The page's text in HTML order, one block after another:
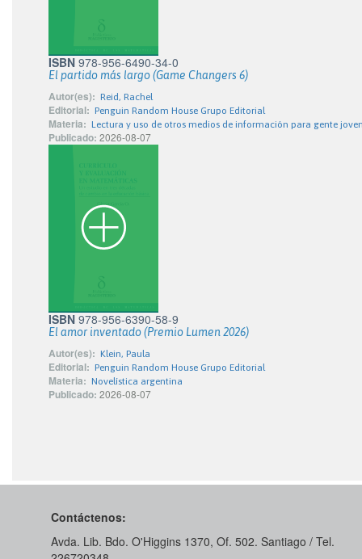
ISBN 978-956-6490-34-0
El partido más largo (Game Changers 6)
Autor(es): Reid, Rachel
Editorial: Penguin Random House Grupo Editorial
Materia: Lectura y uso de otros medios de información para gente
Publicado: 2026-08-07
ISBN 978-956-6390-58-9
El amor inventado (Premio Lumen 2026)
Autor(es): Klein, Paula
Editorial: Penguin Random House Grupo Editorial
Materia: Novelística argentina
Publicado: 2026-08-07
Contáctenos:
Avda. Lib. Bdo. O'Higgins 1370, Of. 502. Santiago / Tel.